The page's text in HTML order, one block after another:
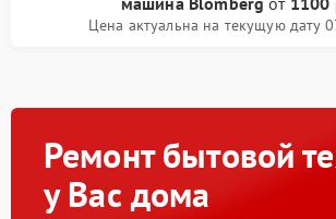
Цена актуальна на текущую дату
Ремонт бытовой
у Вас дома